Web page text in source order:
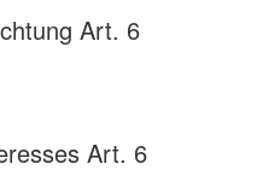
Art. 6
Art. 6